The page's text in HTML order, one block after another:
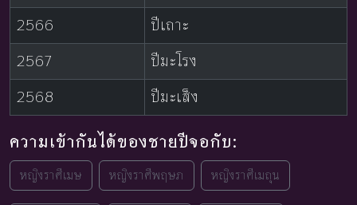
2566
ปีเถาะ
2567
ปีมะโรง
2568
ปีมะเส็ง
ความเข้ากันได้ของชายปีจอกับ:
หญิงราศีเมษ หญิงราศีพฤษภ หญิงราศีเมถุน